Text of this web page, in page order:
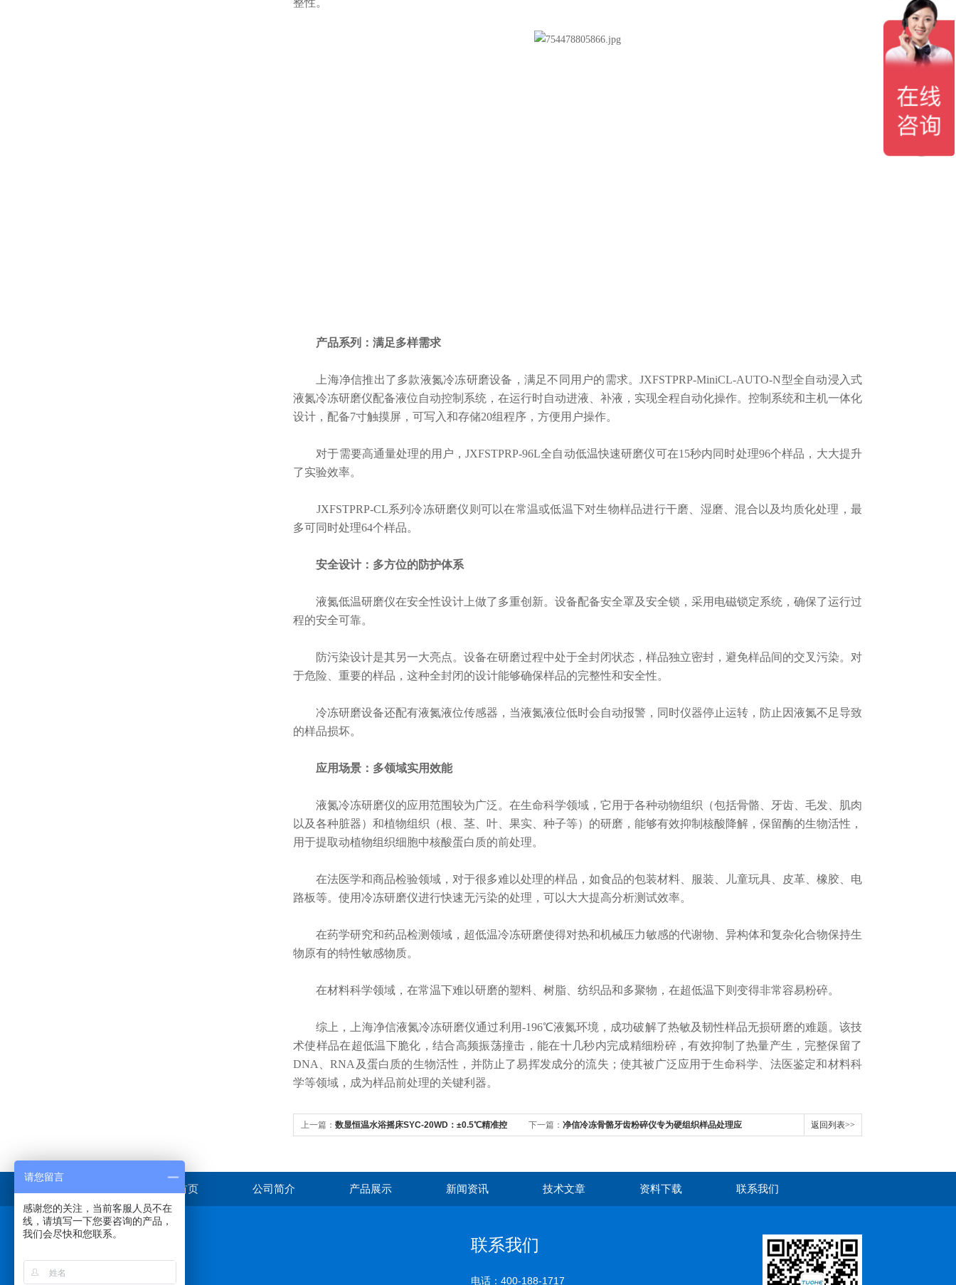
整性。
产品系列：满足多样需求
上海净信推出了多款液氮冷冻研磨设备，满足不同用户的需求。JXFSTPRP-MiniCL-AUTO-N型全自动浸入式
液氮冷冻研磨仪配备液位自动控制系统，在运行时自动进液、补液，实现全程自动化操作。 控制系统和主机一体化
设计，配备7寸触摸屏，可写入和存储20组程序，方便用户操作。
对于需要高通量处理的用户，JXFSTPRP-96L全自动低温快速研磨仪可在15秒内同时处理96个样品，大大提升
了实验效率。
JXFSTPRP-CL系列冷冻研磨仪则可以在常温或低温下对生物样品进行干磨、湿磨、混合以及均质化处理，最
多可同时处理64个样品。
安全设计：多方位的防护体系
液氮低温研磨仪在安全性设计上做了多重创新。设备配备安全罩及安全锁，采用电磁锁定系统，确保了运行过
程的安全可靠。
防污染设计是其另一大亮点。设备在研磨过程中处于全封闭状态，样品独立密封，避免样品间的交叉污染。 对
于危险、重要的样品，这种全封闭的设计能够确保样品的完整性和安全性。
冷冻研磨设备还配有液氮液位传感器，当液氮液位低时会自动报警，同时仪器停止运转，防止因液氮不足导致
的样品损坏。
应用场景：多领域实用效能
液氮冷冻研磨仪的应用范围较为广泛。在生命科学领域，它用于各种动物组织（包括骨骼、牙齿、毛发、肌肉
以及各种脏器）和植物组织（根、茎、叶、果实、种子等）的研磨，能够有效抑制核酸降解，保留酶的生物活性，
用于提取动植物组织细胞中核酸蛋白质的前处理。
在法医学和商品检验领域，对于很多难以处理的样品，如食品的包装材料、服装、儿童玩具、皮革、橡胶、电
路板等。 使用冷冻研磨仪进行快速无污染的处理，可以大大提高分析测试效率。
在药学研究和药品检测领域，超低温冷冻研磨使得对热和机械压力敏感的代谢物、异构体和复杂化合物保持生
物原有的特性敏感物质。
在材料科学领域，在常温下难以研磨的塑料、树脂、纺织品和多聚物，在超低温下则变得非常容易粉碎。
综上， 上海净信液氮冷冻研磨仪通过利用-196℃液氮环境，成功破解了热敏及韧性样品无损研磨的难题。该技
术使样品在超低温下脆化，结合高频振荡撞击，能在十几秒内完成精细粉碎，有效抑制了热量产生，完整保留了
DNA、RNA及蛋白质的生物活性，并防止了易挥发成分的流失；使其被广泛应用于生命科学、法医鉴定和材料科
学等领域，成为样品前处理的关键利器。
上一篇： 数显恒温水浴摇床SYC-20WD：±0.5℃精准控 下一篇： 净信冷冻骨骼牙齿粉碎仪专为硬组织样品处理应 返回列表>>
首页 公司简介 产品展示 新闻资讯 技术文章 资料下载 联系我们
在线咨询 联系我们
电话：400-188-1717
请您留言
感谢您的关注，当前客服人员不在
线，请填写一下您要咨询的产品，
我们会尽快和您联系。